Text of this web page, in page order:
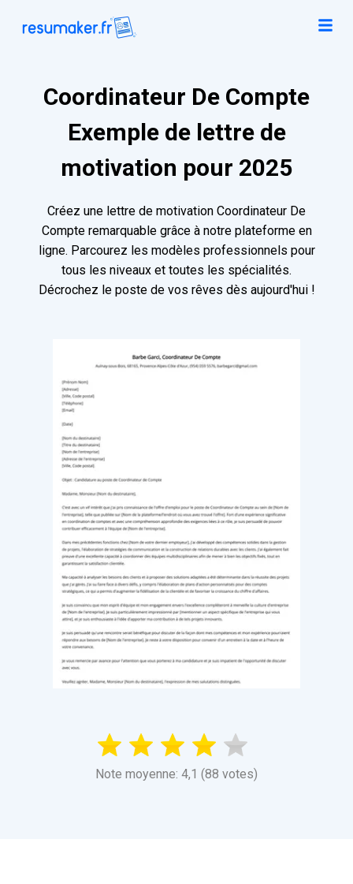
Coordinateur De Compte
Exemple de lettre de
motivation pour 2025
Créez une lettre de motivation Coordinateur De
Compte remarquable grâce à notre plateforme en
ligne. Parcourez les modèles professionnels pour
tous les niveaux et toutes les spécialités.
Décrochez le poste de vos rêves dès aujourd'hui !
Note moyenne: 4,1 (88 votes)